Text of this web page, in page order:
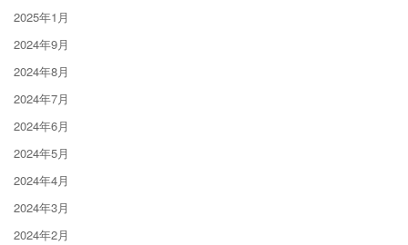
2025年1月
2024年9月
2024年8月
2024年7月
2024年6月
2024年5月
2024年4月
2024年3月
2024年2月